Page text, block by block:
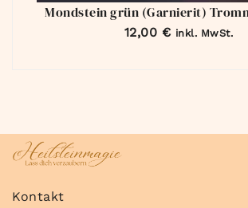
Mondstein grün (Garnierit)
12,00 € inkl. MwSt.
Kontakt